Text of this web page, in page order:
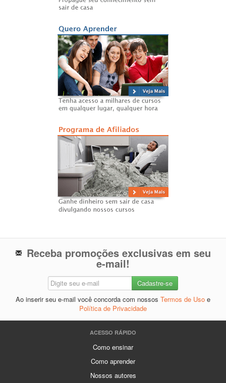
Receba promoções exclusivas em seu
e-mail!
Ao inserir seu e-mail você concorda com nossos Termos de Uso e
Política de Privacidade
ACESSO RÁPIDO
Como ensinar
Como aprender
Nossos autores